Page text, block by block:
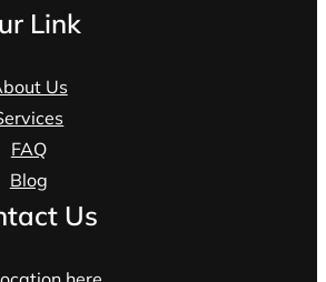
Link
Us
FAQ
Blog
Us